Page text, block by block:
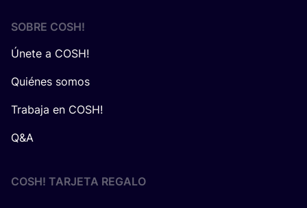
SOBRE COSH!
Únete a COSH!
Quiénes somos
Trabaja en COSH!
Q&A
COSH! TARJETA REGALO